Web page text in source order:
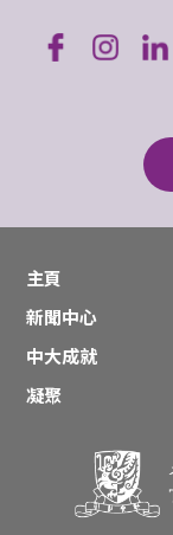
主頁
新聞中心
中大成就
凝聚